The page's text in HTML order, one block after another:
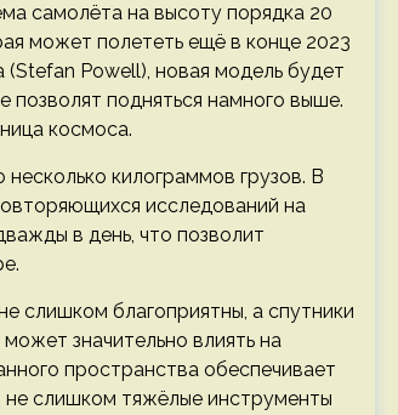
самолёта на высоту порядка 20
может полететь ещё в конце 2023
Powell), новая модель будет
позволят подняться намного выше.
космоса.
килограммов грузов. В
исследований на
в день, что позволит
слишком благоприятны, а спутники
значительно влиять на
пространства обеспечивает
слишком тяжёлые инструменты